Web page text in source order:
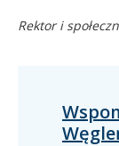
Rektor i